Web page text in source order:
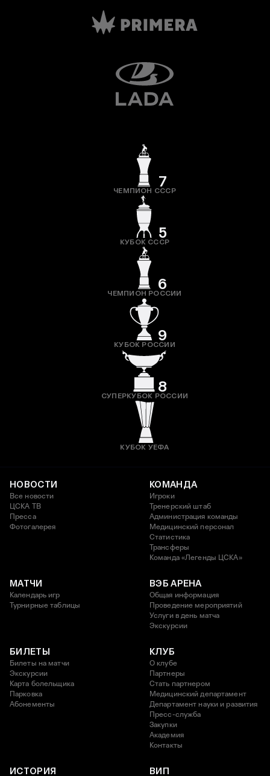
7
ЧЕМПИОН СССР
5
КУБОК СССР
6
ЧЕМПИОН РОССИИ
9
КУБОК РОССИИ
8
СУПЕРКУБОК РОССИИ
КУБОК УЕФА
НОВОСТИ
Все новости
ЦСКА ТВ
Пресса
Фотогалерея
КОМАНДА
Игроки
Тренерский штаб
Администрация команды
Медицинский персонал
Статистика
Трансферы
Команда «Легенды ЦСКА»
МАТЧИ
Календарь игр
Турнирные таблицы
ВЭБ АРЕНА
Общая информация
Проведение мероприятий
Услуги в день матча
Экскурсии
БИЛЕТЫ
Билеты на матчи
Экскурсии
Карта болельщика
Парковка
Абонементы
КЛУБ
О клубе
Партнеры
Стать партнером
Медицинский департамент
Департамент науки и развития
Пресс-служба
Закупки
Академия
Контакты
ИСТОРИЯ ВИП